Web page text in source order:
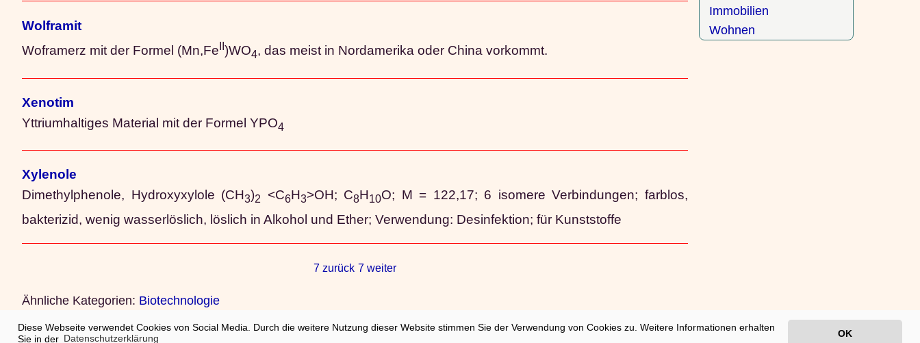
Diese Webseite verwendet Cookies von Social Media. Durch die weitere Nutzung dieser Website stimmen Sie der Verwendung von Cookies zu. Weitere Informationen erhalten
Sie in der Datenschutzerklärung OK
Wolframit
Woframerz mit der Formel (Mn,FeII)WO4, das meist in Nordamerika oder China vorkommt.
Xenotim
Yttriumhaltiges Material mit der Formel YPO4
Xylenole
Dimethylphenole, Hydroxyxylole (CH3)2 <C6H3>OH; C8H10O; M = 122,17; 6 isomere Verbindungen; farblos,
bakterizid, wenig wasserlöslich, löslich in Alkohol und Ether; Verwendung: Desinfektion; für Kunststoffe
7 zurück 7 weiter
Ähnliche Kategorien: Biotechnologie
© 2001Katalog|Sanierungskosten|Impressum|Nutzung/Datenschutzerklärung|02/21/2026 14:39:49
Immobilien
Wohnen